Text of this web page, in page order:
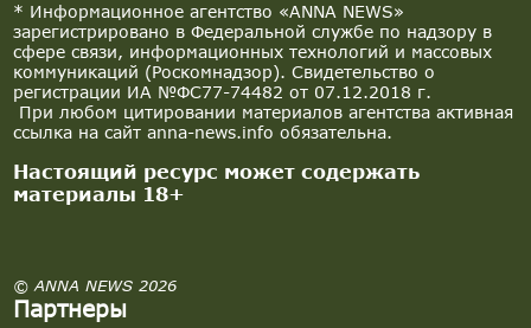
* Информационное агентство «ANNA NEWS»
зарегистрировано в Федеральной службе по надзору в
сфере связи, информационных технологий и массовых
коммуникаций (Роскомнадзор). Свидетельство о
регистрации ИА №ФС77-74482 от 07.12.2018 г.
При любом цитировании материалов агентства активная
ссылка на сайт anna-news.info обязательна.
Настоящий ресурс может содержать
материалы 18+
© ANNA NEWS 2026
Партнеры